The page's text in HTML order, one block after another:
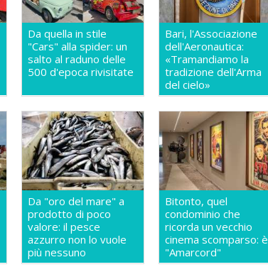
Da quella in stile
"Cars" alla spider: un
salto al raduno delle
500 d'epoca rivisitate
Bari, l'Associazione
dell'Aeronautica:
«Tramandiamo la
tradizione dell'Arma
del cielo»
Da "oro del mare" a
prodotto di poco
valore: il pesce
azzurro non lo vuole
più nessuno
Bitonto, quel
condominio che
ricorda un vecchio
cinema scomparso: è
"Amarcord"